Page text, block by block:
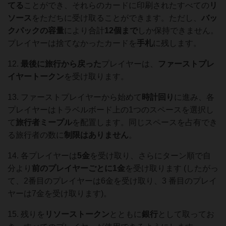
てる ことができ、それらのカードに印刷されたすべての リ
ソース をただちに受け取ることができます。ただし、 バッ
クパックの容量 により合計12個まで しか保持できません。
プレイヤーは捨てなかったカードを手札に残します。
12. 最後に旅行から戻った プレイヤーは、
ファーストプレ
イヤートークン を受け取ります。
13. ファーストプレイヤーから始めて 時計回り
に進み、各
プレイヤーはトラベルボード上の1つのスペースを選択し
て旅行者ミープルを配置します。同じスペースを占有でき
る旅行者の数に
制限はありません
14. 各プレイヤーは 5金を受け取り、さらにターン順で自
分より 前のプレイヤーごとに1金を受け取ります (したがっ
て、2番目のプレイヤーは6金を受け取り、3 番目のプレイ
ヤーは7金を受け取ります)。
15. 残りを リソーストークン とともに 銀行として取ってお